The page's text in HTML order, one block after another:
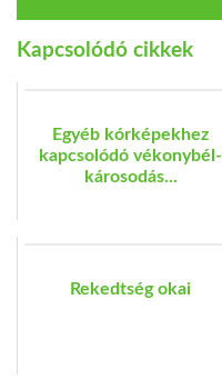
Kapcsolódó cikkek
Egyéb kórképekhez
kapcsolódó vékonybél-
károsodás...
Rekedtség okai